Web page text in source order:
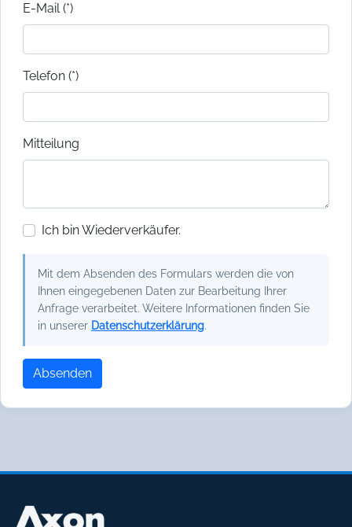
E-Mail (*)
Telefon (*)
Mitteilung
Ich bin Wiederverkäufer.
Mit dem Absenden des Formulars werden die von
Ihnen eingegebenen Daten zur Bearbeitung Ihrer
Anfrage verarbeitet. Weitere Informationen finden Sie
in unserer Datenschutzerklärung.
Absenden